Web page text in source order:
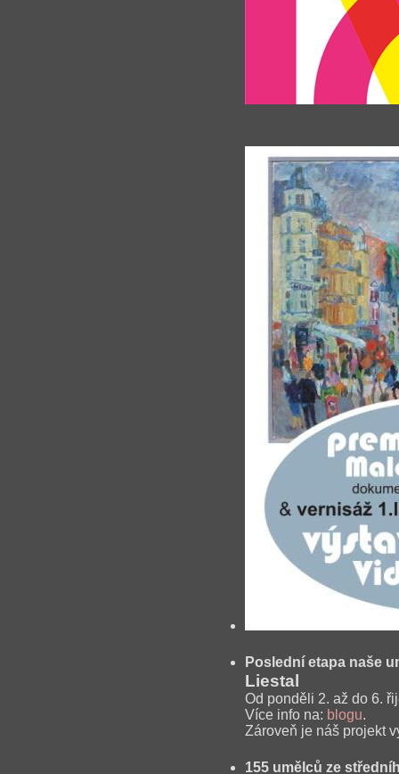
Poslední etapa naše
Liestal
Od ponděli 2. až do 6.
Více info na: blogu.
Zároveň je náš projekt
155 umělců ze